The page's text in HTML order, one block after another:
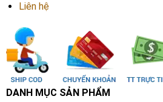
Liên hệ
DANH MỤC SẢN PHẨM